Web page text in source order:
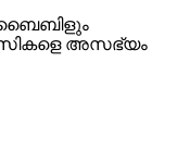
ബൈബിളും
അസഭ്യം